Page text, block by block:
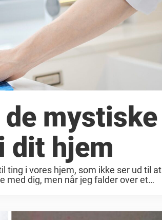
mystiske
dit hjem
i vores hjem, som ikke ser ud til at
med dig, men når jeg falder over et